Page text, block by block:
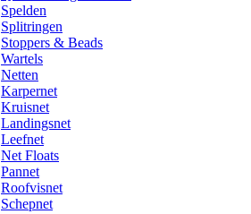
Spelden
Splitringen
Stoppers & Beads
Wartels
Netten
Karpernet
Kruisnet
Landingsnet
Leefnet
Net Floats
Pannet
Roofvisnet
Schepnet